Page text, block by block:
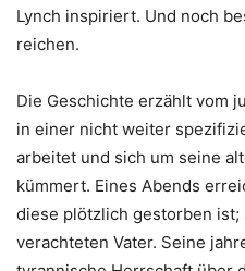
Lynch inspiriert. Und noch
reichen.
Die Geschichte erzählt vom
in einer nicht weiter
arbeitet und sich um seine
kümmert. Eines Abends
diese plötzlich gestorben
verachteten Vater. Seine